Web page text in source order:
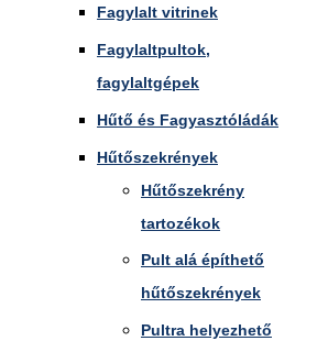
Fagylalt vitrinek
Fagylaltpultok,
fagylaltgépek
Hűtő és Fagyasztóládák
Hűtőszekrények
Hűtőszekrény
tartozékok
Pult alá építhető
hűtőszekrények
Pultra helyezhető